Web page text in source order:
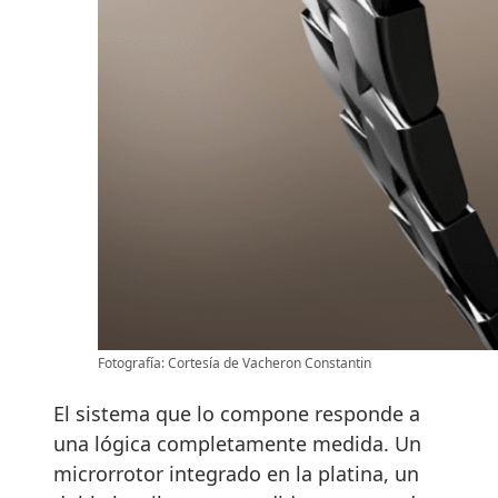
Fotografía: Cortesía de Vacheron Constantin
El sistema que lo compone responde a
una lógica completamente medida. Un
microrrotor integrado en la platina, un